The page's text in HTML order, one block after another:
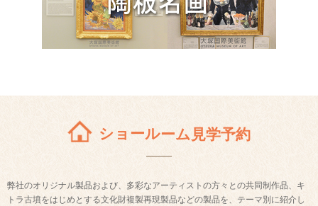
ショールーム見学予約
弊社のオリジナル製品および、多彩なアーティストの方々との共同制作品、キ
トラ古墳をはじめとする文化財複製再現製品などの製品を、テーマ別に紹介し